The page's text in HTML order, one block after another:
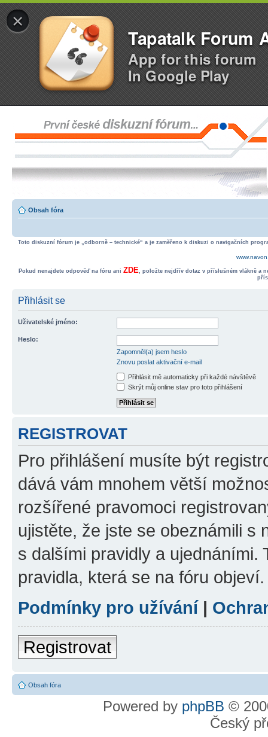
×
Tapatalk Forum
App for this forum
In Google Play
Obsah fóra
Toto diskuzní fórum je „odborně – technické“ a je zaměřeno k diskuzi o navigačních
Pokud nenajdete odpověď na fóru ani ZDE, položte nejdřív dotaz v příslušném vlákně a
Přihlásit se
Uživatelské jméno:
Heslo:
Zapomněl(a) jsem heslo
Znovu poslat aktivační e-mail
Přihlásit mě automaticky při každé návštěvě
Skrýt můj online stav pro toto přihlášení
REGISTROVAT
Pro přihlášení musíte být
dává vám mnohem větší
rozšířené pravomoci
ujistěte, že jste se obeznámili s
s dalšími pravidly a ujednáními.
pravidla, která se na fóru objeví.
Podmínky pro užívání|
Registrovat
Obsah fóra
Powered by phpBB ©
Český